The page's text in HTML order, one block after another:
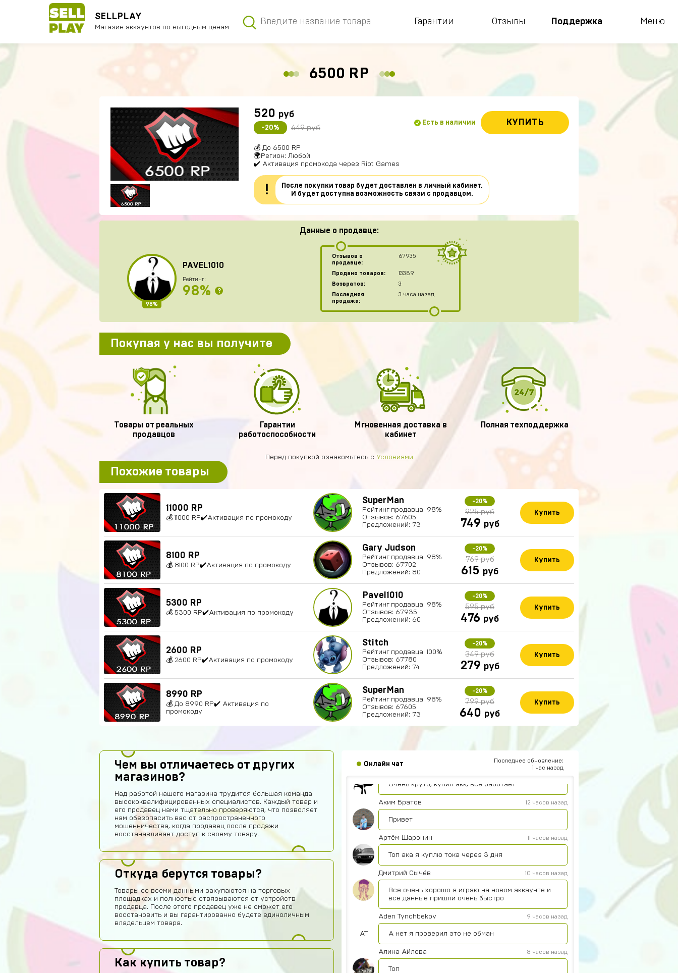
SELLPLAY
Магазин аккаунтов по выгодным ценам
Гарантии Отзывы Поддержка Меню
6500 RP
520 руб
-20% 649 руб
Есть в наличии КУПИТЬ
💰 До 6500 RP
🌍Регион: Любой
✔️ Активация промокода через Riot Games
!
После покупки товар будет доставлен в личный кабинет.
И будет доступна возможность связи с продавцом.
Данные о продавце:
98%
PAVEL1010
Рейтинг:
98% ?
Отзывов о
продавце:
67935
Продано товаров:
13389
Возвратов:
3
Последняя
продажа:
3 часа назад
Покупая у нас вы получите
Товары от реальных
продавцов
Гарантии
работоспособности
Мгновенная доставка в
кабинет
Полная техподдержка
Перед покупкой ознакомьтесь с Условиями
Похожие товары
11000 RP
💰 11000 RP✔️Активация по промокоду
SuperMan
Рейтинг продавца: 98%
Отзывов: 67605
Предложений: 73
-20%
925 руб
749 руб
Купить
8100 RP
💰 8100 RP✔️Активация по промокоду
Gary Judson
Рейтинг продавца: 98%
Отзывов: 67702
Предложений: 80
-20%
769 руб
615 руб
Купить
5300 RP
💰 5300 RP✔️Активация по промокоду
Pavel1010
Рейтинг продавца: 98%
Отзывов: 67935
Предложений: 60
-20%
595 руб
476 руб
Купить
2600 RP
💰 2600 RP✔️Активация по промокоду
Stitch
Рейтинг продавца: 100%
Отзывов: 67780
Предложений: 74
-20%
349 руб
279 руб
Купить
8990 RP
💰 До 8990 RP✔️ Активация по
промокоду
SuperMan
Рейтинг продавца: 98%
Отзывов: 67605
Предложений: 73
-20%
799 руб
640 руб
Купить
Чем вы отличаетесь от других
магазинов?
Над работой нашего магазина трудится большая команда
высококвалифицированных специалистов. Каждый товар и
его продавец нами тщательно проверяются, что позволяет
нам обезопасить вас от распространенного
мошенничества, когда продавец после продажи
восстанавливает доступ к своему товару.
Откуда берутся товары?
Товары со всеми данными закупаются на торговых
площадках и полностью отвязываются от устройств
продавца. После этого продавец уже не сможет его
восстановить и вы гарантированно будете единоличным
владельцем товара.
Как купить товар?
Онлайн чат
Последнее обновление:
1 час назад
Данил Сало
Норм
Nikita Kuvshinov 14 часов назад
Норм сайт
LP彡F A G E N 13 часов назад
Очень круто, купил акк, все работает
Аким Братов 12 часов назад
Привет
Артём Шаронин 11 часов назад
Топ ака я куплю тока через 3 дня
Дмитрий Сычёв 10 часов назад
Все очень хорошо я играю на новом аккаунте и
все данные пришли очень быстро
AT
Aden Tynchbekov 9 часов назад
А нет я проверил это не обман
Алина Айлова 8 часов назад
Топ